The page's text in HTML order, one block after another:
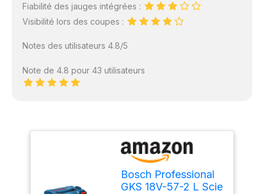
Fiabilité des jauges intégrées :
Visibilité lors des coupes :
Notes des utilisateurs 4.8/5
Note de 4.8 pour 43 utilisateurs
Bosch Professional
GKS 18V-57-2 L Scie